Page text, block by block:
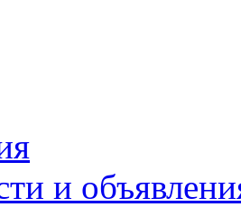
и